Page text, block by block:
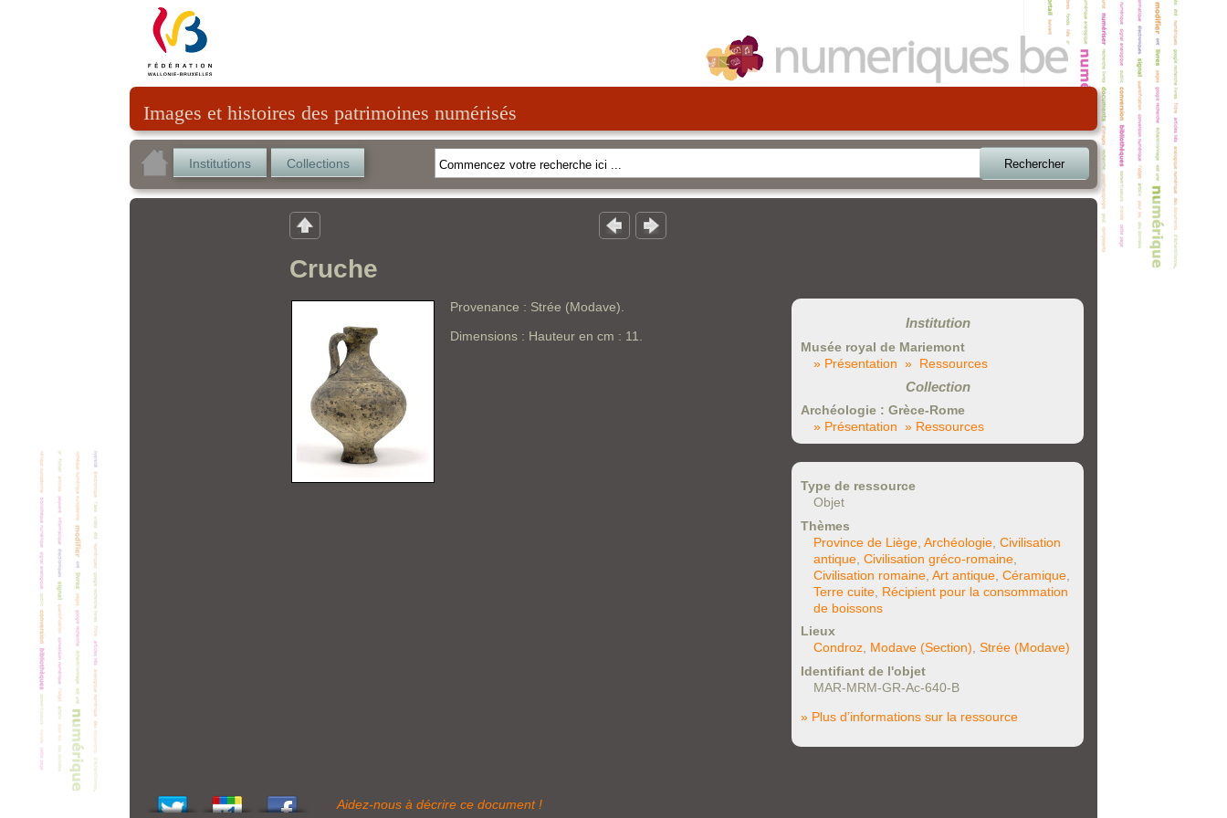
Images et histoires des patrimoines numérisés
Institutions Collections Rechercher
Cruche
Provenance : Strée (Modave).
Dimensions : Hauteur en cm : 11.
Institution
Musée royal de Mariemont
» Présentation » Ressources
Collection
Archéologie : Grèce-Rome
» Présentation » Ressources
Type de ressource
Objet
Thèmes
Province de Liège Archéologie Civilisation
antique Civilisation gréco-romaine
Civilisation romaine Art antique Céramique
Terre cuite Récipient pour la consommation
de boissons
Lieux
Condroz, Modave (Section), Strée (Modave)
Identifiant de l'objet
MAR-MRM-GR-Ac-640-B
» Plus d’informations sur la ressource
Aidez-nous à décrire ce document !